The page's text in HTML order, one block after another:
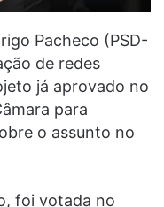
Pacheco (PSD-
de redes
já aprovado no
para
o assunto no
foi votada no